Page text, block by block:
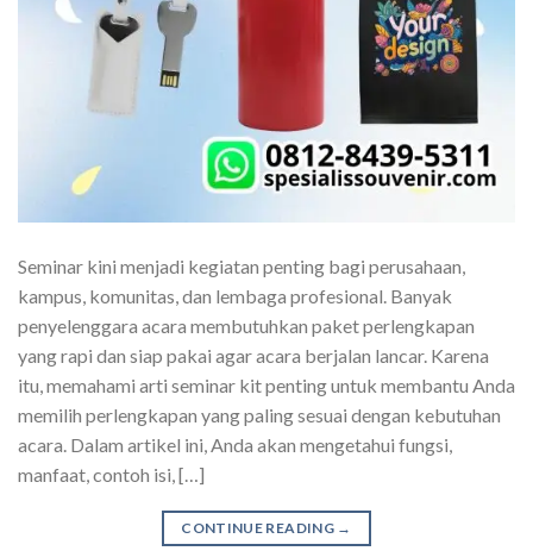
Seminar kini menjadi kegiatan penting bagi perusahaan,
kampus, komunitas, dan lembaga profesional. Banyak
penyelenggara acara membutuhkan paket perlengkapan
yang rapi dan siap pakai agar acara berjalan lancar. Karena
itu, memahami arti seminar kit penting untuk membantu Anda
memilih perlengkapan yang paling sesuai dengan kebutuhan
acara. Dalam artikel ini, Anda akan mengetahui fungsi,
manfaat, contoh isi, […]
CONTINUE READING →